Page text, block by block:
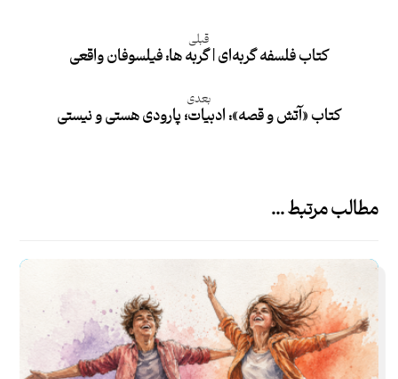
قبلی
کتاب فلسفه گربه‌ای | گربه ها: فیلسوفان واقعی
بعدی
کتاب «آتش و قصه»: ادبیات؛ پارودی هستی و نیستی
مطالب مرتبط ...